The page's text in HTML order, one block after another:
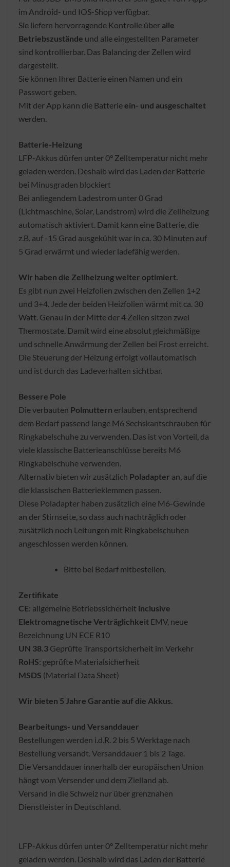
im Android- und IOS-Shop verfügbar.
Sie liefern hervorragende Kontrolle über alle
Betriebszustände und alle eingestellten Parameter
sind kontrollierbar. Das Balancing der Zellen wird
dargestellt.
Sie können Ihrer Batterie einen Namen und ein
Passwort geben.
Mit der App kann die Batterieein- und ausgeschaltet
werden.
Batterie-Heizung
LFP-Akkus dürfen unter 0° Zelltemperatur nicht mehr
geladen werden. Deshalb wird das Laden der Batterie
bei Minusgraden blockiert
Bei anliegendem Ladestrom unter 0 Grad
(Lichtmaschine, Solar, Landstrom) wird die Zellheizung
automatisch aktiviert. Damit kann eine Batterie, die
z.B. auf -15 Grad ausgekühlt war in ca. 30 Minuten auf
5 Grad erwärmt und wieder ladefähig werden.
Wir haben die Zellheizung weiter optimiert.
Es gibt nun zwei Heizfolien zwischen den Zellen 1+2
und 3+4. Jede der beiden Heizfolien wärmt mit ca. 30
Watt. Genau in der Mitte der 4 Zellen sitzen zwei
Thermostate. Damit wird eine absolut gleichmäßige
und schnelle Anwärmung der Zellen bei Frost erreicht.
Die Steuerung der Heizung erfolgt vollautomatisch
und ist durch das Ladeverhalten sichtbar.
Bessere Pole
Die verbauten Polmuttern erlauben, entsprechend
dem Bedarf passend lange M6 Sechskantschrauben für
Ringkabelschuhe zu verwenden. Das ist von Vorteil, da
viele klassische Batterieanschlüsse bereits M6
Ringkabelschuhe verwenden.
Alternativ bieten wir zusätzlich Poladapter an, auf die
die klassischen Batterieklemmen passen.
Diese Poladapter haben zusätzlich eine M6-Gewinde
an der Stirnseite, so dass auch nachträglich oder
zusätzlich noch Leitungen mit Ringkabelschuhen
angeschlossen werden können.
Bitte bei Bedarf mitbestellen.
Zertifikate
CE: allgemeine Betriebssicherheit inclusive
Elektromagnetische Verträglichkeit EMV, neue
Bezeichnung UN ECE R10
UN 38.3 Geprüfte Transportsicherheit im Verkehr
RoHS: geprüfte Materialsicherheit
MSDS (Material Data Sheet)
Wir bieten 5 Jahre Garantie auf die Akkus.
Bearbeitungs- und Versanddauer
Bestellungen werden i.d.R. 2 bis 5 Werktage nach
Bestellung versandt. Versanddauer 1 bis 2 Tage.
Die Versanddauer innerhalb der europäischen Union
hängt vom Versender und dem Zielland ab.
Versand in die Schweiz nur über grenznahen
Dienstleister in Deutschland.
LFP-Akkus dürfen unter 0° Zelltemperatur nicht mehr
geladen werden. Deshalb wird das Laden der Batterie